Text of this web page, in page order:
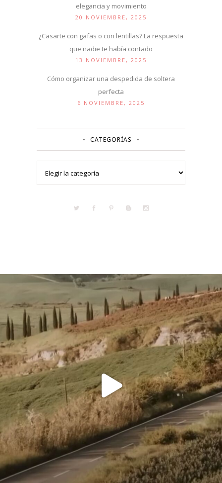
elegancia y movimiento
20 NOVIEMBRE, 2025
¿Casarte con gafas o con lentillas? La respuesta
que nadie te había contado
13 NOVIEMBRE, 2025
Cómo organizar una despedida de soltera
perfecta
6 NOVIEMBRE, 2025
CATEGORÍAS